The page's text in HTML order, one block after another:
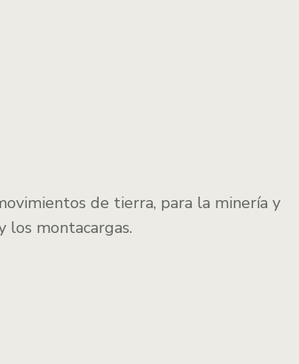
de tierra, para la minería y
los montacargas.